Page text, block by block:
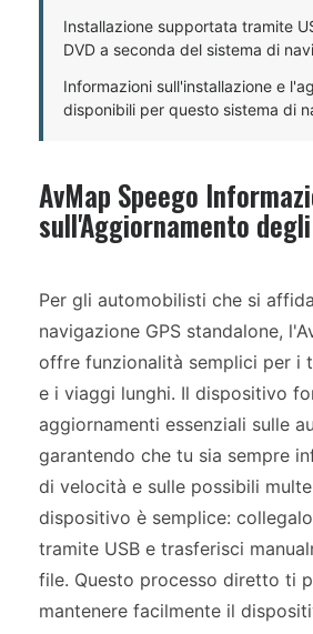
Installazione supportata tramite
DVD a seconda del sistema di
Informazioni sull'installazione e
disponibili per questo sistema di
AvMap Speego
sull'Aggiornamento
Per gli automobilisti che si
navigazione GPS standalone,
offre funzionalità semplici per i
e i viaggi lunghi. Il dispositivo
aggiornamenti essenziali sulle
garantendo che tu sia sempre
di velocità e sulle possibili
dispositivo è semplice:
tramite USB e trasferisci
file. Questo processo diretto ti
mantenere facilmente il